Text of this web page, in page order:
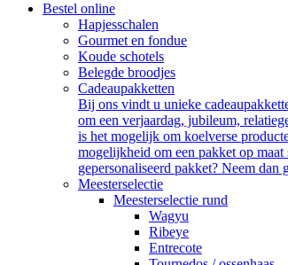
Bestel online
Hapjesschalen
Gourmet en fondue
Koude schotels
Belegde broodjes
Cadeaupakketten
Bij ons vindt u unieke
om een verjaardag, jubileum,
is het mogelijk om koelverse
mogelijkheid om een pakket op
gepersonaliseerd pakket? Neem dan
Meesterselectie
Meesterselectie rund
Wagyu
Ribeye
Entrecote